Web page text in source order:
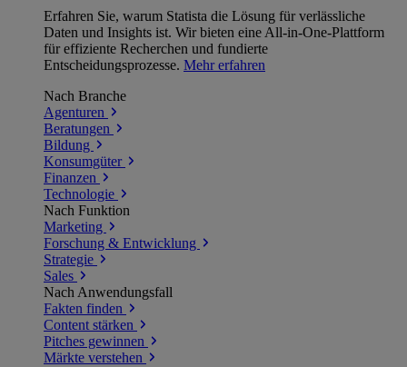
Erfahren Sie, warum Statista die Lösung für verlässliche
Daten und Insights ist. Wir bieten eine All-in-One-Plattform
für effiziente Recherchen und fundierte
Entscheidungsprozesse. Mehr erfahren
Nach Branche
Agenturen
Beratungen
Bildung
Konsumgüter
Finanzen
Technologie
Nach Funktion
Marketing
Forschung & Entwicklung
Strategie
Sales
Nach Anwendungsfall
Fakten finden
Content stärken
Pitches gewinnen
Märkte verstehen